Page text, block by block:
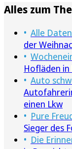
Alles zum
Alle
der
Hofläden in
Auto
einen Lkw
Pure
Sieger des
Die